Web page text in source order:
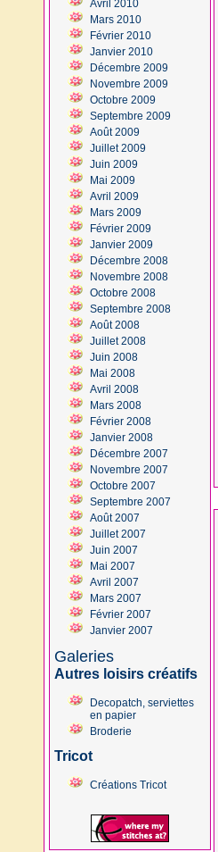
Avril 2010
Mars 2010
Février 2010
Janvier 2010
Décembre 2009
Novembre 2009
Octobre 2009
Septembre 2009
Août 2009
Juillet 2009
Juin 2009
Mai 2009
Avril 2009
Mars 2009
Février 2009
Janvier 2009
Décembre 2008
Novembre 2008
Octobre 2008
Septembre 2008
Août 2008
Juillet 2008
Juin 2008
Mai 2008
Avril 2008
Mars 2008
Février 2008
Janvier 2008
Décembre 2007
Novembre 2007
Octobre 2007
Septembre 2007
Août 2007
Juillet 2007
Juin 2007
Mai 2007
Avril 2007
Mars 2007
Février 2007
Janvier 2007
Galeries
Autres loisirs créatifs
Decopatch, serviettes
en papier
Broderie
Tricot
Créations Tricot